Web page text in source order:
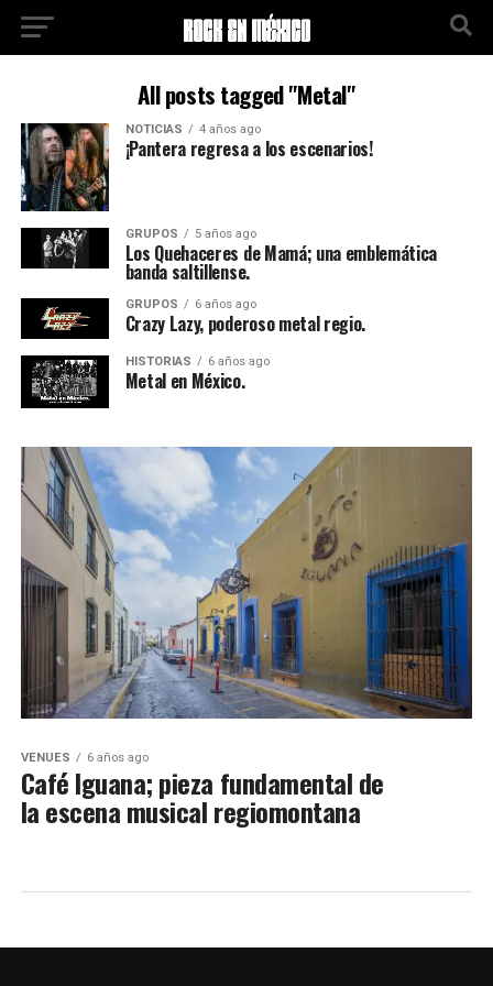
All posts tagged "Metal"
NOTICIAS 4 años ago
¡Pantera regresa a los escenarios!
GRUPOS 5 años ago
Los Quehaceres de Mamá; una emblemática
banda saltillense.
GRUPOS 6 años ago
Crazy Lazy, poderoso metal regio.
HISTORIAS 6 años ago
Metal en México.
VENUES 6 años ago
Café Iguana; pieza fundamental de
la escena musical regiomontana